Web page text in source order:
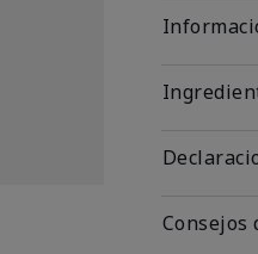
Consejos